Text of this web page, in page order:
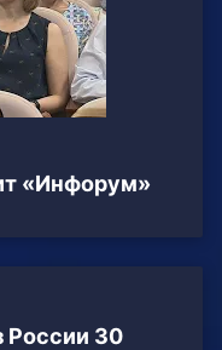
«Инфорум»
России 30